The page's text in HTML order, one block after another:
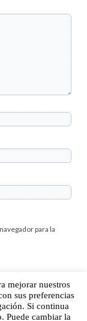
para la
|Contacto
mejorar nuestros
sus preferencias
Si continua
Puede cambiar la